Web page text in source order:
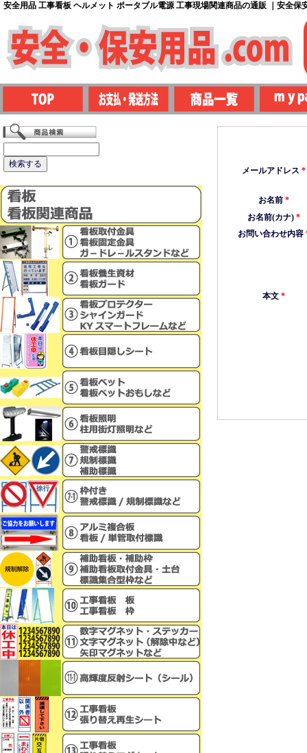
安全用品 工事看板 ヘルメット ポータブル電源 工事現場関連商品の通販 ｜安全保
メールアドレス *
お名前*
お名前(カナ)*
お問い合わせ内容
本文*